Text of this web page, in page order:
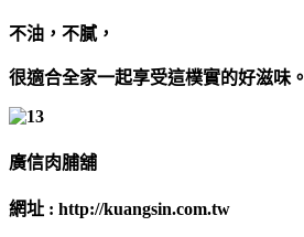
不油，不膩，
很適合全家一起享受這樸實的好滋味。
廣信肉脯舖
網址 : http://kuangsin.com.tw